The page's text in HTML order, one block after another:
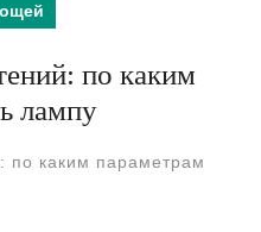
по каким
лампу